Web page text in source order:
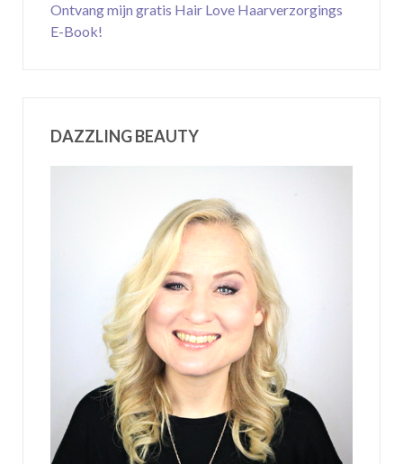
Ontvang mijn gratis Hair Love Haarverzorgings
E-Book!
DAZZLING BEAUTY